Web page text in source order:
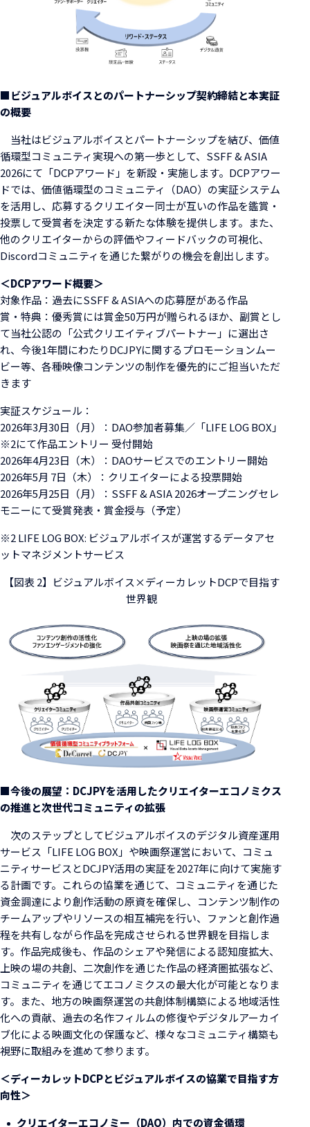
■ビジュアルボイスとのパートナーシップ契約締結と本実証
の概要
当社はビジュアルボイスとパートナーシップを結び、価値
循環型コミュニティ実現への第一歩として、SSFF & ASIA
2026にて「DCPアワード」を新設・実施します。DCPアワー
ドでは、価値循環型のコミュニティ（DAO）の実証システム
を活用し、応募するクリエイター同士が互いの作品を鑑賞・
投票して受賞者を決定する新たな体験を提供します。また、
他のクリエイターからの評価やフィードバックの可視化、
Discordコミュニティを通じた繋がりの機会を創出します。
＜DCPアワード概要＞
対象作品：過去にSSFF & ASIAへの応募歴がある作品
賞・特典：優秀賞には賞金50万円が贈られるほか、副賞とし
て当社公認の「公式クリエイティブパートナー」に選出さ
れ、今後1年間にわたりDCJPYに関するプロモーションムー
ビー等、各種映像コンテンツの制作を優先的にご担当いただ
きます
実証スケジュール：
2026年3月30日（月）：DAO参加者募集／「LIFE LOG BOX」
※2にて作品エントリー 受付開始
2026年4月23日（木）：DAOサービスでのエントリー開始
2026年5月 7日（木）：クリエイターによる投票開始
2026年5月25日（月）：SSFF & ASIA 2026オープニングセレ
モニーにて受賞発表・賞金授与（予定）
※2 LIFE LOG BOX: ビジュアルボイスが運営するデータアセ
ットマネジメントサービス
【図表 2】ビジュアルボイス×ディーカレットDCPで目指す
世界観
■今後の展望：DCJPYを活用したクリエイターエコノミクス
の推進と次世代コミュニティの拡張
次のステップとしてビジュアルボイスのデジタル資産運用
サービス「LIFE LOG BOX」や映画祭運営において、コミュ
ニティサービスとDCJPY活用の実証を2027年に向けて実施す
る計画です。これらの協業を通じて、コミュニティを通じた
資金調達により創作活動の原資を確保し、コンテンツ制作の
チームアップやリソースの相互補完を行い、ファンと創作過
程を共有しながら作品を完成させられる世界観を目指しま
す。作品完成後も、作品のシェアや発信による認知度拡大、
上映の場の共創、二次創作を通じた作品の経済圏拡張など、
コミュニティを通じてエコノミクスの最大化が可能となりま
す。また、地方の映画祭運営の共創体制構築による地域活性
化への貢献、過去の名作フィルムの修復やデジタルアーカイ
ブ化による映画文化の保護など、様々なコミュニティ構築も
視野に取組みを進めて参ります。
＜ディーカレットDCPとビジュアルボイスの協業で目指す方
向性＞
クリエイターエコノミー（DAO）内での資金循環